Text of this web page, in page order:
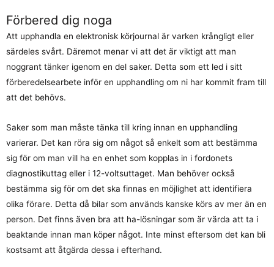
Förbered dig noga
Att upphandla en elektronisk körjournal är varken krångligt eller
särdeles svårt. Däremot menar vi att det är viktigt att man
noggrant tänker igenom en del saker. Detta som ett led i sitt
förberedelsearbete inför en upphandling om ni har kommit fram till
att det behövs.
Saker som man måste tänka till kring innan en upphandling
varierar. Det kan röra sig om något så enkelt som att bestämma
sig för om man vill ha en enhet som kopplas in i fordonets
diagnostikuttag eller i 12-voltsuttaget. Man behöver också
bestämma sig för om det ska finnas en möjlighet att identifiera
olika förare. Detta då bilar som används kanske körs av mer än en
person. Det finns även bra att ha-lösningar som är värda att ta i
beaktande innan man köper något. Inte minst eftersom det kan bli
kostsamt att åtgärda dessa i efterhand.